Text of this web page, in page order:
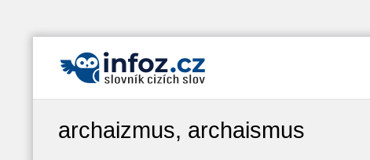
archaizmus, archaismus